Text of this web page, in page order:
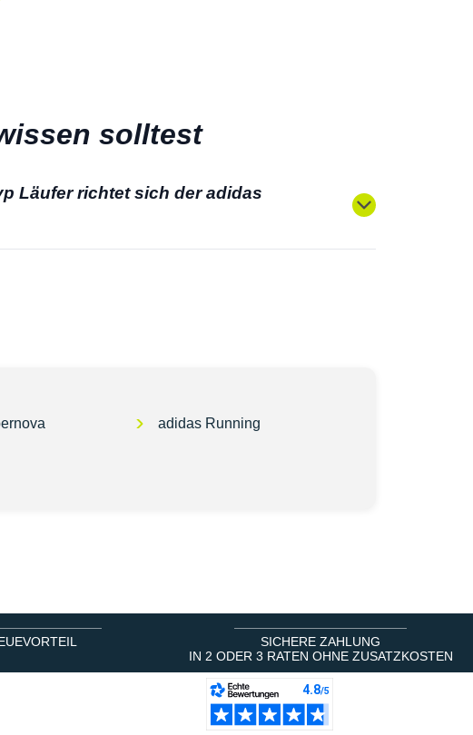
solltest
Läufer richtet sich der adidas
adidas Running
SICHERE ZAHLUNG
IN 2 ODER 3 RATEN OHNE ZUSATZKOSTEN